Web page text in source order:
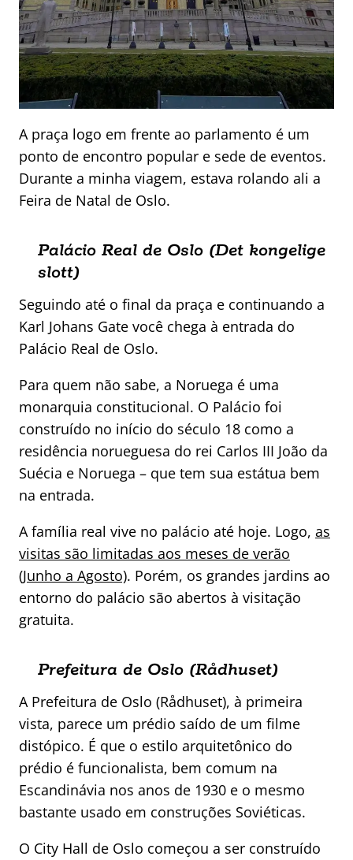
A praça logo em frente ao parlamento é um
ponto de encontro popular e sede de eventos.
Durante a minha viagem, estava rolando ali a
Feira de Natal de Oslo.
Palácio Real de Oslo (Det kongelige
slott)
Seguindo até o final da praça e continuando a
Karl Johans Gate você chega à entrada do
Palácio Real de Oslo.
Para quem não sabe, a Noruega é uma
monarquia constitucional. O Palácio foi
construído no início do século 18 como a
residência norueguesa do rei Carlos III João da
Suécia e Noruega – que tem sua estátua bem
na entrada.
A família real vive no palácio até hoje. Logo, as
visitas são limitadas aos meses de verão
(Junho a Agosto). Porém, os grandes jardins ao
entorno do palácio são abertos à visitação
gratuita.
Prefeitura de Oslo (Rådhuset)
A Prefeitura de Oslo (Rådhuset), à primeira
vista, parece um prédio saído de um filme
distópico. É que o estilo arquitetônico do
prédio é funcionalista, bem comum na
Escandinávia nos anos de 1930 e o mesmo
bastante usado em construções Soviéticas.
O City Hall de Oslo começou a ser construído